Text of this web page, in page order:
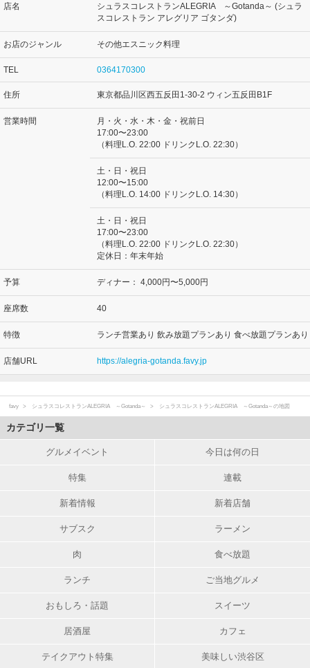
店名
シュラスコレストランALEGRIA ～Gotanda～ (シュラ
スコレストラン アレグリア ゴタンダ)
お店のジャンル その他エスニック料理
TEL 0364170300
住所 東京都品川区西五反田1-30-2 ウィン五反田B1F
営業時間
月・火・水・木・金・祝前日
17:00〜23:00
（料理L.O. 22:00 ドリンクL.O. 22:30）
土・日・祝日
12:00〜15:00
（料理L.O. 14:00 ドリンクL.O. 14:30）
土・日・祝日
17:00〜23:00
（料理L.O. 22:00 ドリンクL.O. 22:30）
定休日：年末年始
予算 ディナー： 4,000円〜5,000円
座席数 40
特徴 ランチ営業あり 飲み放題プランあり 食べ放題プランあり
店舗URL https://alegria-gotanda.favy.jp
favy シュラスコレストランALEGRIA ～Gotanda～ シュラスコレストランALEGRIA ～Gotanda～の地図
カテゴリ一覧
グルメイベント 今日は何の日
特集 連載
新着情報 新着店舗
サブスク ラーメン
肉 食べ放題
ランチ ご当地グルメ
おもしろ・話題 スイーツ
居酒屋 カフェ
テイクアウト特集 美味しい渋谷区